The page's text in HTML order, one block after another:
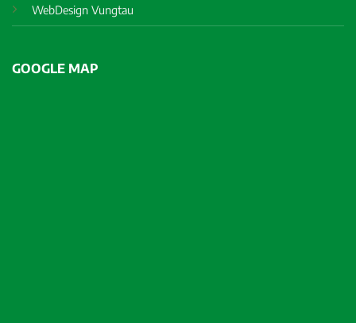
WebDesign Vungtau
GOOGLE MAP